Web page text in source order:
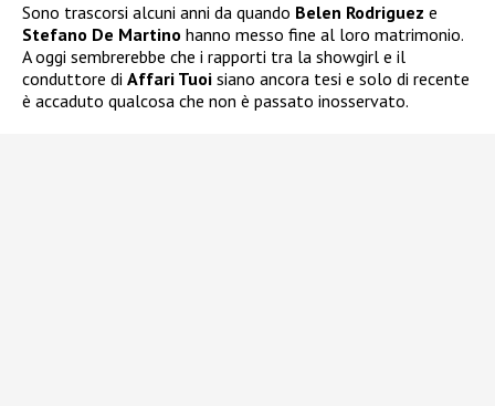
Sono trascorsi alcuni anni da quando Belen Rodriguez e
Stefano De Martino hanno messo fine al loro matrimonio.
A oggi sembrerebbe che i rapporti tra la showgirl e il
conduttore di Affari Tuoi siano ancora tesi e solo di recente
è accaduto qualcosa che non è passato inosservato.